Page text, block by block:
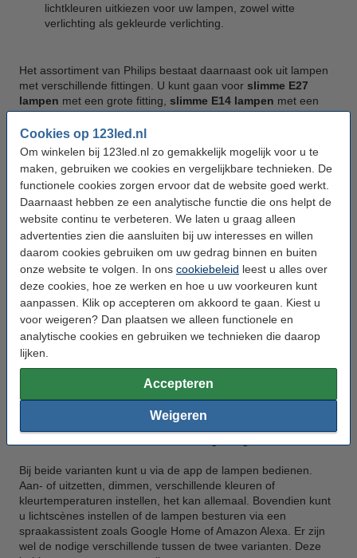
Cookies op 123led.nl
Om winkelen bij 123led.nl zo gemakkelijk mogelijk voor u te
maken, gebruiken we cookies en vergelijkbare technieken. De
functionele cookies zorgen ervoor dat de website goed werkt.
Daarnaast hebben ze een analytische functie die ons helpt de
website continu te verbeteren. We laten u graag alleen
advertenties zien die aansluiten bij uw interesses en willen
daarom cookies gebruiken om uw gedrag binnen en buiten
onze website te volgen. In ons cookiebeleid leest u alles over
deze cookies, hoe ze werken en hoe u uw voorkeuren kunt
aanpassen. Klik op accepteren om akkoord te gaan. Kiest u
voor weigeren? Dan plaatsen we alleen functionele en
analytische cookies en gebruiken we technieken die daarop
lijken.
Accepteren
Weigeren
lichtkleuren uitkiezen voor uw lampen, zowel witte
verlichting als gekleurde verlichting.
Het assortiment van Philips bestaat daarnaast ook uit lampen
met verschillende fittingen. U kunt gaan voor slimme E27
lampen met een grote fitting, slimme E14 lampen met een
kleine fitting enslimme GU10 lampen, die vaak als
spotverlichting gebruikt worden.
Hoe gevarieerd het aanbod van Philips is wordt ook duidelijk uit
alle verschillende soorten lampen die u op onze webshop kunt
vinden. Bij ons koopt u bijvoorbeeldPhilips Hue
buitenverlichting, maar kunt u ook terecht
voorplafondlampen,inbouwspots,tafellampen,
badkamerverlichtingen nog veel meer. Bovenaan deze
pagina vindt u alle productcategorieën, zodat u de lamp kunt
selecteren die u zoekt.
Philips Hue Bridge en Philips Hue
Bluetooth
Philips Hue met een bridge en Philips Hue met Bluetooth. De
eerste collectie werkt, zoals de naam het al zegt, met een
. Dit is een klein kastje dat ook wel als het brein van de
slimme verlichting gezien kan worden. Voor de andere variant
Bij beide varianten kunt u via de app de lampen bedienen.
Aan- of uitzetten, dimmen, verschillende kleuren of
kleurtemperaturen instellen, het kan allemaal. Bovendien kunt
u lichtscènes instellen of de lampen besturen via een
spraakassistent zoals Google Home of Amazon Alexa. Er zijn
wel de nodige verschillende tussen de twee varianten. Deze